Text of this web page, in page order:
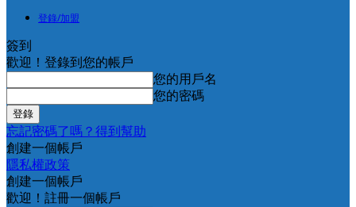
登錄/加盟
簽到
歡迎！登錄到您的帳戶
您的用戶名
您的密碼
忘記密碼了嗎？得到幫助
創建一個帳戶
隱私權政策
創建一個帳戶
歡迎！註冊一個帳戶